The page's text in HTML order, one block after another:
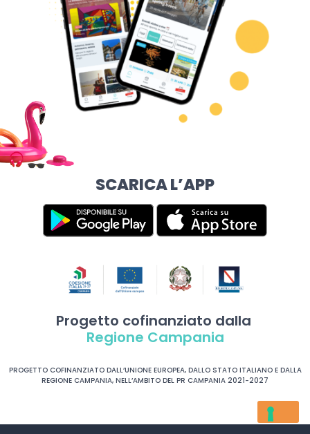
SCARICA L’APP
Progetto cofinanziato dalla
Regione Campania
PROGETTO COFINANZIATO DALL’UNIONE EUROPEA, DALLO STATO ITALIANO E DALLA
REGIONE CAMPANIA, NELL’AMBITO DEL PR CAMPANIA 2021-2027